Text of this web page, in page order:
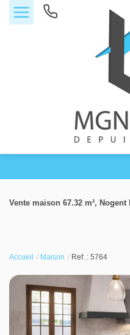
Vendre
Louer
Nos agences
Vente maison 67.32 m²,
Accueil Maison Ref. : 5764